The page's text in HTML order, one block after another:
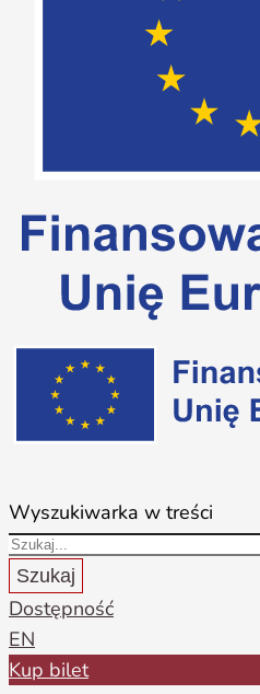
Wyszukiwarka w treści
Szukaj
Dostępność
EN
Kup bilet